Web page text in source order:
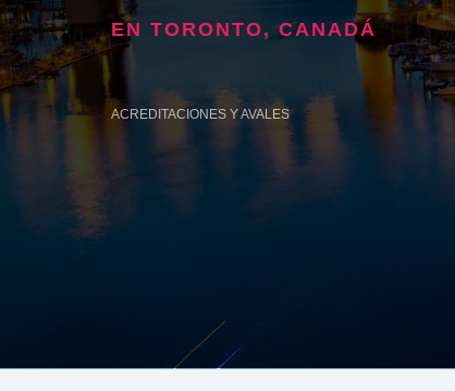
EN TORONTO, CANADÁ
ACREDITACIONES Y AVALES